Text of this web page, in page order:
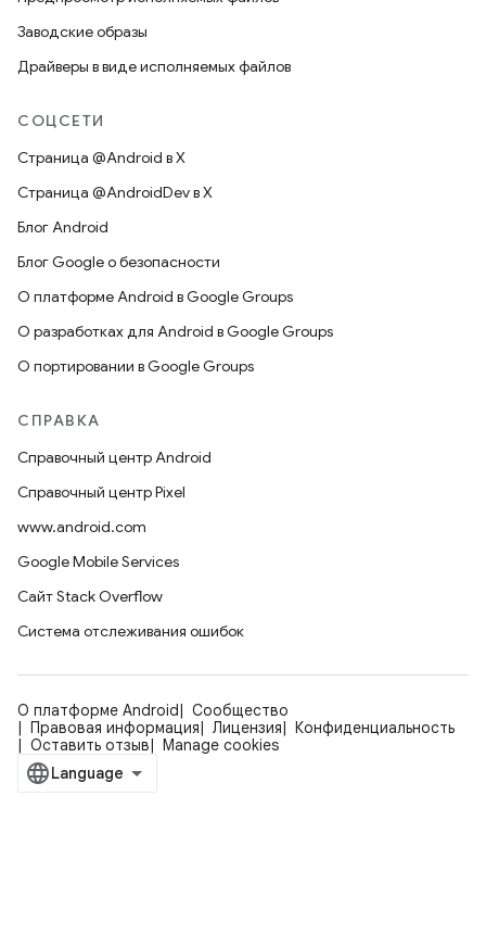
Заводские образы
Драйверы в виде исполняемых файлов
СОЦСЕТИ
Страница @Android в X
Страница @AndroidDev в X
Блог Android
Блог Google о безопасности
О платформе Android в Google Groups
О разработках для Android в Google Groups
О портировании в Google Groups
СПРАВКА
Справочный центр Android
Справочный центр Pixel
www.android.com
Google Mobile Services
Сайт Stack Overflow
Система отслеживания ошибок
О платформе Android
Сообщество
Правовая информация
Лицензия
Конфиденциальность
Оставить отзыв
Manage cookies